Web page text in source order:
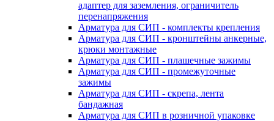
адаптер для заземления, ограничитель
перенапряжения
Арматура для СИП - комплекты крепления
Арматура для СИП - кронштейны анкерные,
крюки монтажные
Арматура для СИП - плашечные зажимы
Арматура для СИП - промежуточные
зажимы
Арматура для СИП - скрепа, лента
бандажная
Арматура для СИП в розничной упаковке